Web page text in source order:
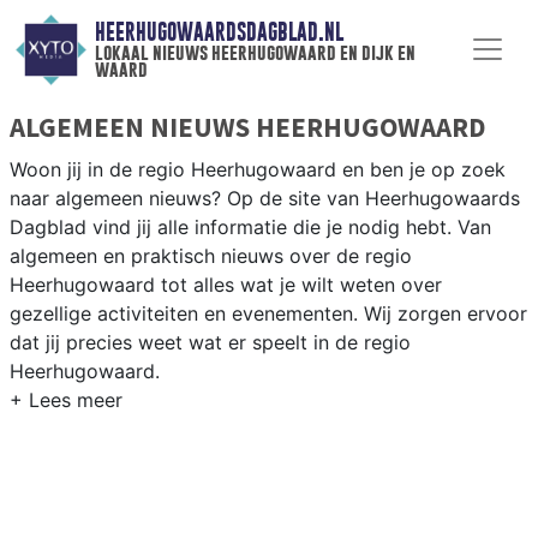
HEERHUGOWAARDSDAGBLAD.NL
lokaal nieuws heerhugowaard en dijk en
waard
ALGEMEEN NIEUWS HEERHUGOWAARD
Woon jij in de regio Heerhugowaard en ben je op zoek
naar algemeen nieuws? Op de site van Heerhugowaards
Dagblad vind jij alle informatie die je nodig hebt. Van
algemeen en praktisch nieuws over de regio
Heerhugowaard tot alles wat je wilt weten over
gezellige activiteiten en evenementen. Wij zorgen ervoor
dat jij precies weet wat er speelt in de regio
Heerhugowaard.